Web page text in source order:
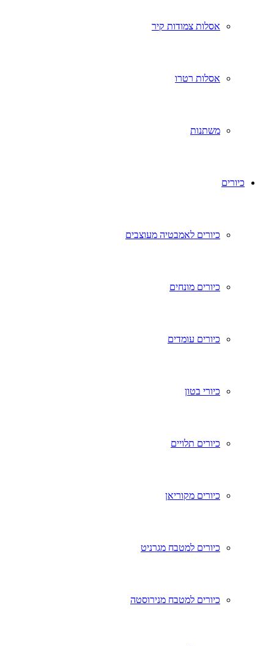
אסלות צמודות קיר
אסלות רטרו
משתנות
כיורים
כיורים לאמבטיה מעוצבים
כיורים מונחים
כיורים עומדים
כיורי בטון
כיורים תלויים
כיורים מקוריאן
כיורים למטבח מגרניט
כיורים למטבח מנירוסטה